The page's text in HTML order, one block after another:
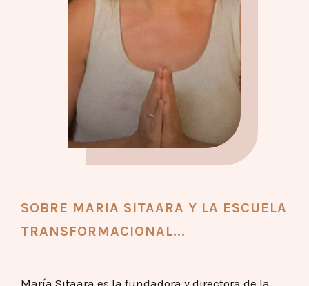
SOBRE MARIA SITAARA Y LA ESCUELA
TRANSFORMACIONAL...